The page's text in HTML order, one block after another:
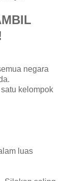
negara
kelompok
luas